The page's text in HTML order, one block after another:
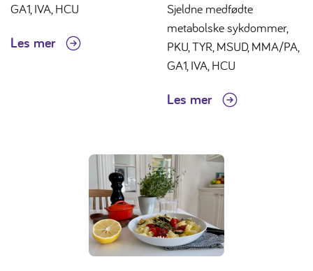
GA1, IVA, HCU
Les mer
Sjeldne medfødte
metabolske sykdommer,
PKU, TYR, MSUD, MMA/PA,
GA1, IVA, HCU
Les mer